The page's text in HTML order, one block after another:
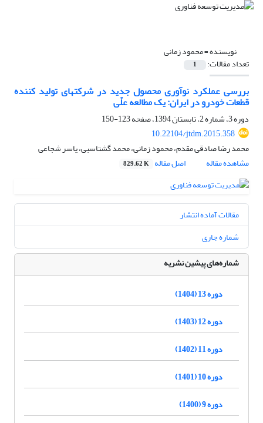
نویسنده =محمود زمانی
تعداد مقالات: 1
بررسی عملکرد نوآوری محصول جدید در شرکتهای تولید کننده
قطعات خودرو در ایران: یک مطالعه علّی
دوره 3، شماره 2، تابستان 1394، صفحه
123-150
10.22104/jtdm.2015.358
محمد رضا صادقی مقدم، محمود زمانی، محمد گشتاسبی، یاسر شجاعی
مشاهده مقاله
اصل مقاله 829.62 K
مقالات آماده انتشار
شماره جاری
شماره‌های پیشین نشریه
دوره 13 (1404)
دوره 12 (1403)
دوره 11 (1402)
دوره 10 (1401)
دوره 9 (1400)